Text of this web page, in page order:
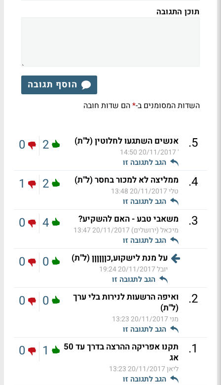
תוכן התגובה
הוסף תגובה
השדות המסומנים ב-*הם שדות חובה
5
. אנשים השתגעו לחלוטין (ל"ת)
'
20/11/2017 14:50
הגב לתגובה זו
2
0
4
. ממליצה לא למכור בחסר (ל"ת)
טלי20/11/2017 13:48
הגב לתגובה זו
2
1
3
. משאבי טבע - האם להשקיע?
מיכאל (ירושלים) 20/11/2017 13:47
הגב לתגובה זו
4
0
על מנת לישקוע,כןןןןןן (ל"ת)
יובל20/11/2017 19:24
הגב לתגובה זו
0
0
2
.
ואיפה הרשעות לנירות בלי ערך
(ל"ת)
מני20/11/2017 13:23
הגב לתגובה זו
0
0
1
.
תקנו אפריקה ההרצה בדרך עד 50
אג
ליאן20/11/2017 13:23
הגב לתגובה זו
1
0